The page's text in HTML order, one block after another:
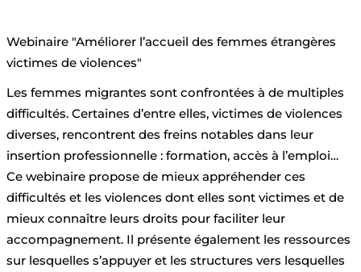
Webinaire "Améliorer l’accueil des femmes étrangères
victimes de violences"
Les femmes migrantes sont confrontées à de multiples
difficultés. Certaines d’entre elles, victimes de violences
diverses, rencontrent des freins notables dans leur
insertion professionnelle : formation, accès à l’emploi…
Ce webinaire propose de mieux appréhender ces
difficultés et les violences dont elles sont victimes et de
mieux connaître leurs droits pour faciliter leur
accompagnement. Il présente également les ressources
sur lesquelles s’appuyer et les structures vers lesquelles